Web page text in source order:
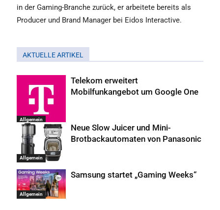
in der Gaming-Branche zurück, er arbeitete bereits als
Producer und Brand Manager bei Eidos Interactive.
AKTUELLE ARTIKEL
Allgemein
Telekom erweitert
Mobilfunkangebot um Google One
Allgemein
Neue Slow Juicer und Mini-
Brotbackautomaten von Panasonic
Allgemein
Samsung startet „Gaming Weeks“